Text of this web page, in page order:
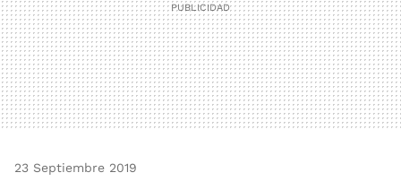
23 Septiembre 2019